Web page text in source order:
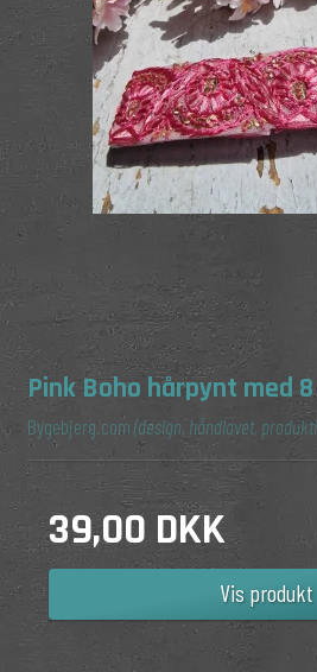
Pink Boho hårpynt med
Bygebjerg.com(design, håndlavet,
39,00 DKK
Vis produkt